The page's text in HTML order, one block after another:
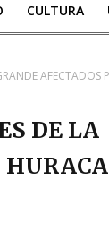
CULTURA
AFECTADOS
DE LA